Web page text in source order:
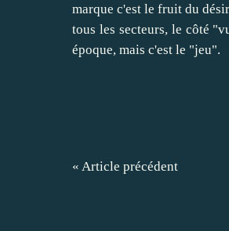
marque c'est le fruit du
tous les secteurs, le côté
époque, mais c'est le "jeu".
« Article précédent